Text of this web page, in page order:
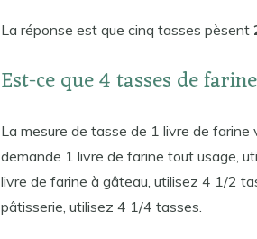
La réponse est que cinq tasses pèsent
Est-ce que 4 tasses de
La mesure de tasse de 1 livre de
demande 1 livre de farine tout usage,
livre de farine à gâteau, utilisez 4 1/2
pâtisserie, utilisez 4 1/4 tasses.